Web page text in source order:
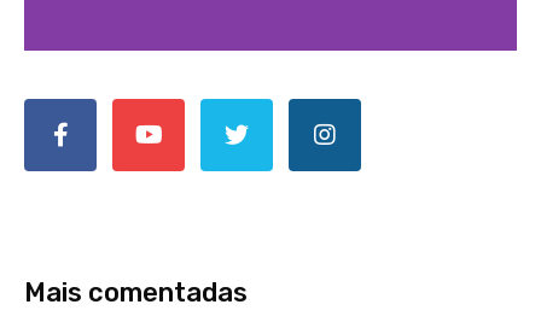
Mais comentadas